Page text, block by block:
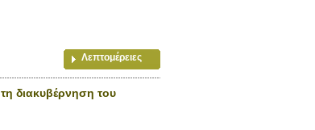
Λεπτομέρειες
τη διακυβέρνηση του